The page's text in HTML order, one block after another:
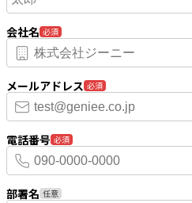
会社名 必須
メールアドレス 必須
電話番号 必須
部署名 任意